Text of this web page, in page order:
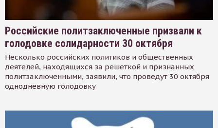
Российские политзаключенные призвали к
голодовке солидарности 30 октября
Несколько российских политиков и общественных
деятелей, находящихся за решеткой и признанных
политзаключенными, заявили, что проведут 30 октября
однодневную голодовку